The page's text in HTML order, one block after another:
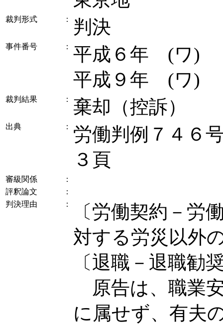
裁判形式 ： 判決
事件番号 ：
平成６年 (ワ)
平成９年 (ワ)
裁判結果 ： 棄却（控訴）
出典 ：
労働判例７４６
３頁
審級関係
：
評釈論文
：
判決理由
：
〔労働契約－労
対する労災以外
〔退職－退職勧
原告は、職業
に属せず、有夫